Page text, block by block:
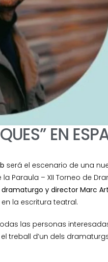
EN
será el escenario de una
Paraula – XII Torneo de
dramaturgo y director Marc
la escritura teatral.
las personas
treball d’un dels